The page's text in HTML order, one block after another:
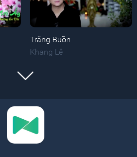
Trăng Buồn
Khang Lê